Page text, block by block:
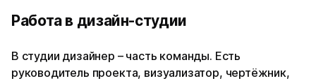
Работа в дизайн-студии
В студии дизайнер – часть команды. Есть
руководитель проекта, визуализатор, чертёжник,